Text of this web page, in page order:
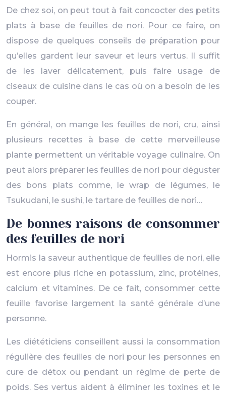
De chez soi, on peut tout à fait concocter des petits
plats à base de feuilles de nori. Pour ce faire, on
dispose de quelques conseils de préparation pour
qu’elles gardent leur saveur et leurs vertus. Il suffit
de les laver délicatement, puis faire usage de
ciseaux de cuisine dans le cas où on a besoin de les
couper.
En général, on mange les feuilles de nori, cru, ainsi
plusieurs recettes à base de cette merveilleuse
plante permettent un véritable voyage culinaire. On
peut alors préparer les feuilles de nori pour déguster
des bons plats comme, le wrap de légumes, le
Tsukudani, le sushi, le tartare de feuilles de nori…
De bonnes raisons de consommer
des feuilles de nori
Hormis la saveur authentique de feuilles de nori, elle
est encore plus riche en potassium, zinc, protéines,
calcium et vitamines. De ce fait, consommer cette
feuille favorise largement la santé générale d’une
personne.
Les diététiciens conseillent aussi la consommation
régulière des feuilles de nori pour les personnes en
cure de détox ou pendant un régime de perte de
poids. Ses vertus aident à éliminer les toxines et le